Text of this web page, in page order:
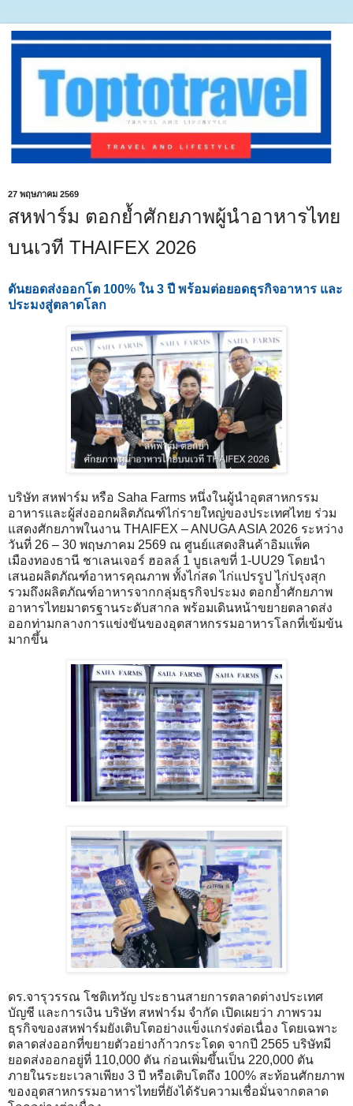
27 พฤษภาคม 2569
สหฟาร์ม ตอกย้ำศักยภาพผู้นำอาหารไทย
บนเวที THAIFEX 2026
ดันยอดส่งออกโต 100% ใน 3 ปี พร้อมต่อยอดธุรกิจอาหาร และ
ประมงสู่ตลาดโลก
บริษัท สหฟาร์ม หรือ Saha Farms หนึ่งในผู้นำอุตสาหกรรม
อาหารและผู้ส่งออกผลิตภัณฑ์ไก่รายใหญ่ของประเทศไทย ร่วม
แสดงศักยภาพในงาน THAIFEX – ANUGA ASIA 2026 ระหว่าง
วันที่ 26 – 30 พฤษภาคม 2569 ณ ศูนย์แสดงสินค้าอิมแพ็ค
เมืองทองธานี ชาเลนเจอร์ ฮอลล์ 1 บูธเลขที่ 1-UU29 โดยนำ
เสนอผลิตภัณฑ์อาหารคุณภาพ ทั้งไก่สด ไก่แปรรูป ไก่ปรุงสุก
รวมถึงผลิตภัณฑ์อาหารจากกลุ่มธุรกิจประมง ตอกย้ำศักยภาพ
อาหารไทยมาตรฐานระดับสากล พร้อมเดินหน้าขยายตลาดส่ง
ออกท่ามกลางการแข่งขันของอุตสาหกรรมอาหารโลกที่เข้มข้น
มากขึ้น
ดร.จารุวรรณ โชติเทวัญ ประธานสายการตลาดต่างประเทศ
บัญชี และการเงิน บริษัท สหฟาร์ม จำกัด เปิดเผยว่า ภาพรวม
ธุรกิจของสหฟาร์มยังเติบโตอย่างแข็งแกร่งต่อเนื่อง โดยเฉพาะ
ตลาดส่งออกที่ขยายตัวอย่างก้าวกระโดด จากปี 2565 บริษัทมี
ยอดส่งออกอยู่ที่ 110,000 ตัน ก่อนเพิ่มขึ้นเป็น 220,000 ตัน
ภายในระยะเวลาเพียง 3 ปี หรือเติบโตถึง 100% สะท้อนศักยภาพ
ของอุตสาหกรรมอาหารไทยที่ยังได้รับความเชื่อมั่นจากตลาด